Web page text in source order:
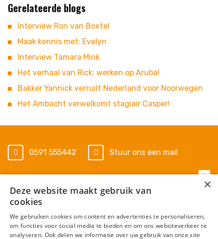
Gerelateerde blogs
Interview Ron van Boxtel
Maak kennis met: Evelyn
Interview Tamara Mink
Het verhaal van Rick: werken op Aruba!
Bakker Yannick verruilt Nederland voor Noorwegen
Het Ambacht verwelkomt stagiair Casper!
0591 555442 Stuur ons een mail
Algemene voorwaarden
Privacy Statement
Cookies
×
Deze website maakt gebruik van
cookies
We gebruiken cookies om content en advertenties te personaliseren,
om functies voor social media te bieden en om ons websiteverkeer te
analyseren. Ook delen we informatie over uw gebruik van onze site